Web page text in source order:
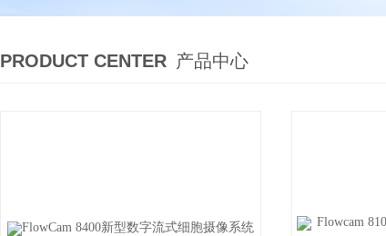
PRODUCT CENTER 产品中心